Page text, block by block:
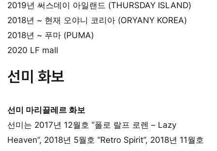
2019년 써스데이 아일랜드 (THURSDAY ISLAND)
2018년 ~ 현재 오야니 코리아 (ORYANY KOREA)
2018년 ~ 푸마 (PUMA)
2020 LF mall
선미 화보
선미 마리끌레르 화보
선미는 2017년 12월호 “폴로 랄프 로렌 – Lazy
Heaven”, 2018년 5월호 “Retro Spirit”, 2018년 11월호